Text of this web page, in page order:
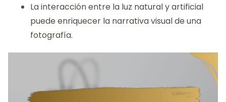
La interacción entre la luz natural y artificial
puede enriquecer la narrativa visual de una
fotografía.